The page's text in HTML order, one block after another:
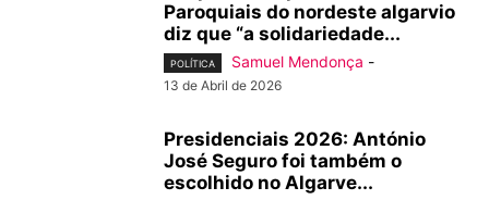
Paroquiais do nordeste algarvio
diz que “a solidariedade...
POLÍTICA Samuel Mendonça -
13 de Abril de 2026
Presidenciais 2026: António
José Seguro foi também o
escolhido no Algarve...